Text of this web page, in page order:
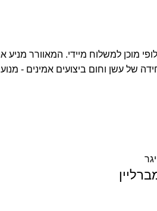
מוכן למשלוח מיידי. המאוורר
של עשן וחום ביצועים אמינים -